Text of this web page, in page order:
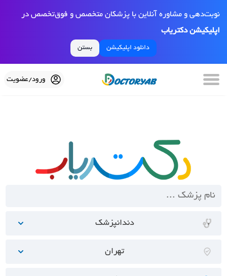
نوبت‌دهی و مشاوره آنلاین با پزشکان متخصص و فوق‌تخصص در
اپلیکیشن دکتریاب
دانلود اپلیکیشن بستن
ورود/عضویت
دندانپزشک
تهران